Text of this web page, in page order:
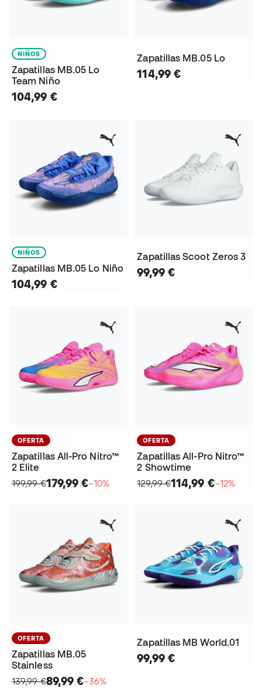
NIÑOS
Zapatillas MB.05 Lo
Team Niño
104,99 €
Zapatillas MB.05 Lo
114,99 €
NIÑOS
Zapatillas MB.05 Lo Niño
104,99 €
Zapatillas Scoot Zeros 3
99,99 €
OFERTA
Zapatillas All-Pro Nitro™
2 Elite
199,99 €179,99 €−10%
OFERTA
Zapatillas All-Pro Nitro™
2 Showtime
129,99 €114,99 €−12%
OFERTA
Zapatillas MB.05
Stainless
139,99 €89,99 €−36%
Zapatillas MB World.01
99,99 €